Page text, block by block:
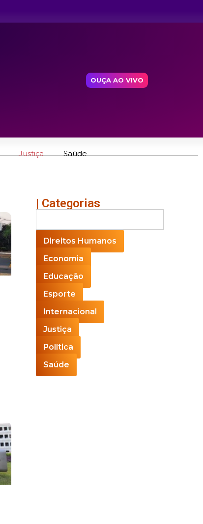
OUÇA AO VIVO
Justiça Saúde
| Categorias
Direitos Humanos
Economia
Educação
Esporte
Internacional
Justiça
Política
Saúde